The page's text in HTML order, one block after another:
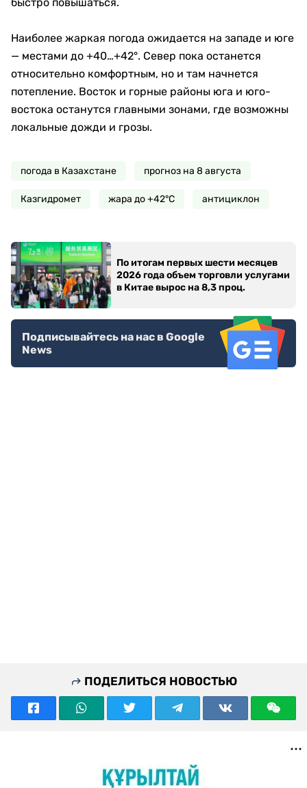
Наиболее жаркая погода ожидается на западе и юге
— местами до +40…+42°. Север пока останется
относительно комфортным, но и там начнется
потепление. Восток и горные районы юга и юго-
востока останутся главными зонами, где возможны
локальные дожди и грозы.
погода в Казахстане прогноз на 8 августа
Казгидромет жара до +42°C антициклон
По итогам первых шести месяцев
2026 года объем торговли услугами
в Китае вырос на 8,3 проц.
Подписывайтесь на нас в Google
News
ПОДЕЛИТЬСЯ НОВОСТЬЮ